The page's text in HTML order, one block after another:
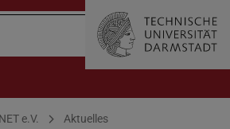
e.V. Aktuelles